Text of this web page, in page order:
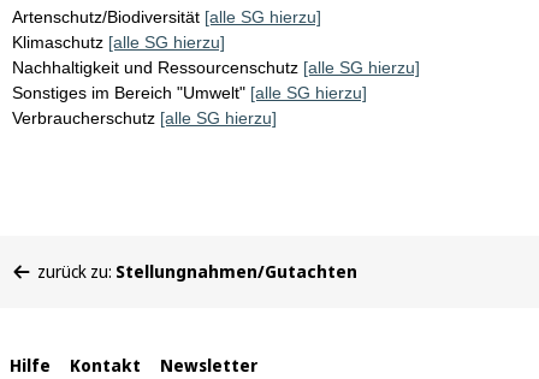
Artenschutz/Biodiversität [alle SG hierzu]
Klimaschutz [alle SG hierzu]
Nachhaltigkeit und Ressourcenschutz [alle SG hierzu]
Sonstiges im Bereich "Umwelt" [alle SG hierzu]
Verbraucherschutz [alle SG hierzu]
befinden
zurück zu: Stellungnahmen/Gutachten
Interne
Hilfe Kontakt Newsletter